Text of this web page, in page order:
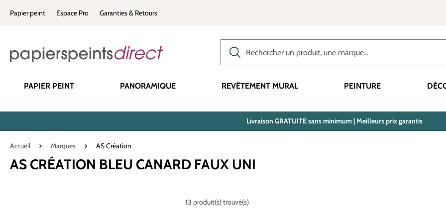
Passer à la navigation principale
Papier peint Espace Pro Garanties & Retours
PAPIER PEINT PANORAMIQUE REVÊTEMENT MURAL PEINTURE
Livraison GRATUITE sans minimum | Meilleurs prix garantis
Accueil Marques AS Création
AS CRÉATION BLEU CANARD FAUX UNI
13 produit(s) trouvé(s)